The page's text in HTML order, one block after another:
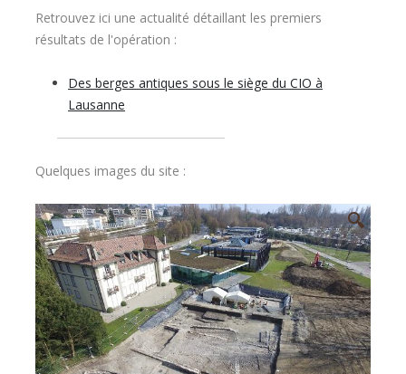
Retrouvez ici une actualité détaillant les premiers
résultats de l'opération :
Des berges antiques sous le siège du CIO à
Lausanne
Quelques images du site :
🔍